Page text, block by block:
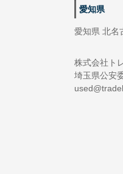
愛知県
愛知県 北名
株式会社ト
埼玉県公安